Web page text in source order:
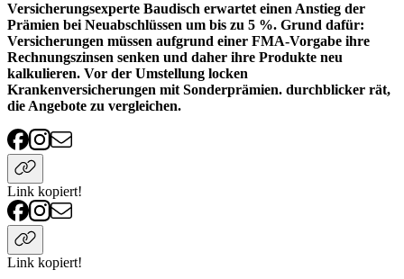
Versicherungsexperte Baudisch erwartet einen Anstieg der
Prämien bei Neuabschlüssen um bis zu 5 %. Grund dafür:
Versicherungen müssen aufgrund einer FMA-Vorgabe ihre
Rechnungszinsen senken und daher ihre Produkte neu
kalkulieren. Vor der Umstellung locken
Krankenversicherungen mit Sonderprämien. durchblicker rät,
die Angebote zu vergleichen.
Link kopiert!
Link kopiert!